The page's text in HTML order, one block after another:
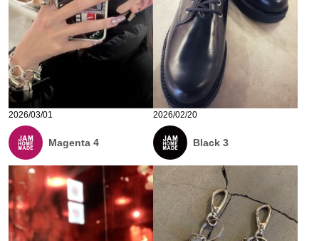
2026/03/01
Magenta 4
2026/02/20
Black 3